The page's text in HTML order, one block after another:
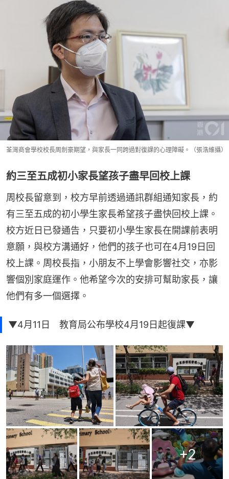
荃灣商會學校校長周劍豪期望，與家長一同跨過對復課的心理障礙。（張浩維攝）
約三至五成初小家長望孩子盡早回校上課
周校長留意到，校方早前透過通訊群組通知家長，約
有三至五成的初小學生家長希望孩子盡快回校上課。
校方近日已發通告，只要初小學生家長在開課前表明
意願，與校方溝通好，他們的孩子也可在4月19日回
校上課。周校長指，小朋友不上學會影響社交，亦影
響個別家庭運作。他希望今次的安排可幫助家長，讓
他們有多一個選擇。
▼4月11日 教育局公布學校4月19日起復課▼
+2